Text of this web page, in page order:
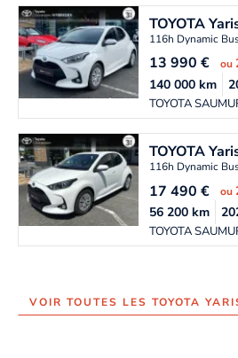
TOYOTA
116h Dynamic
13 990€ ou
TOYOTA
140 000km
TOYOTA
116h Dynamic
17 490€ ou
TOYOTA
56 200km
VOIR TOUTES LES TOYOTA